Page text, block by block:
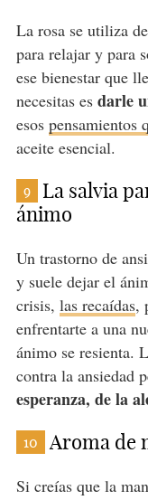
La rosa se utiliza
para relajar y para
ese bienestar que
necesitas es darle
esos pensamientos
aceite esencial.
9
La salvia
ánimo
Un trastorno de
y suele dejar el
crisis, las recaídas,
enfrentarte a una
ánimo se resienta.
contra la ansiedad
esperanza, de la
10 Aroma de
Si creías que la